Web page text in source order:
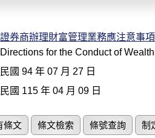
證券商辦理財富管理業務應注意事項
Directions for the Conduct of
民國 94 年 07 月 27 日
民國 115 年 04 月 09 日
條文 條文檢索 條號查詢 制